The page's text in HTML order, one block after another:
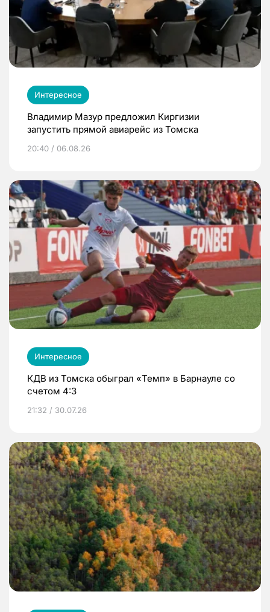
Интересное
Владимир Мазур предложил Киргизии
запустить прямой авиарейс из Томска
20:40 / 06.08.26
Интересное
КДВ из Томска обыграл «Темп» в Барнауле со
счетом 4:3
21:32 / 30.07.26